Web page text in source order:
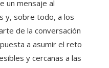
un mensaje al
y, sobre todo, a los
de la conversación
a asumir el reto
y cercanas a las